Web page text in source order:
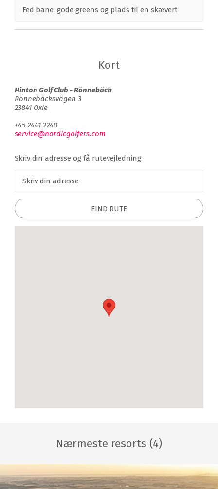
Fed bane, gode greens og plads til en skævert
Kort
Hinton Golf Club - Rönnebäck
Rönnebäcksvägen 3
23841 Oxie
+45 2441 2240
service@nordicgolfers.com
Skriv din adresse og få rutevejledning:
FIND RUTE
Nærmeste resorts (4)